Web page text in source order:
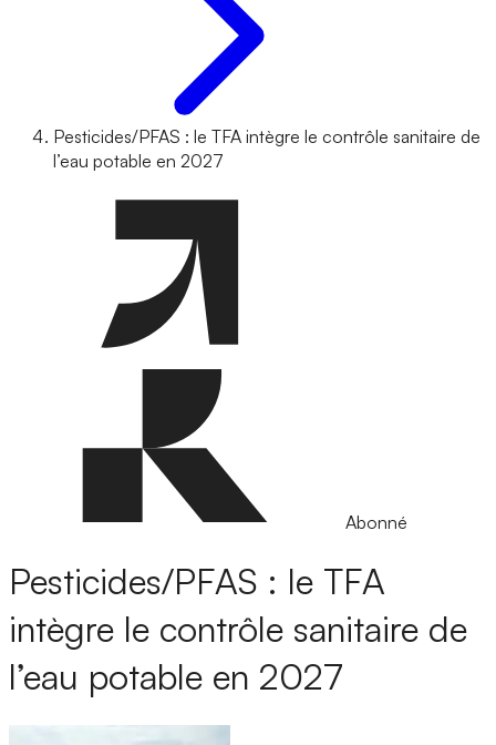
Pesticides/PFAS : le TFA intègre le contrôle sanitaire de
l’eau potable en 2027
Abonné
Pesticides/PFAS : le TFA
intègre le contrôle sanitaire de
l’eau potable en 2027